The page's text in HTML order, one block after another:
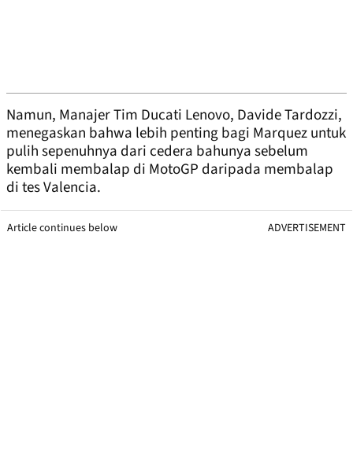
Namun, Manajer Tim Ducati Lenovo, Davide Tardozzi,
menegaskan bahwa lebih penting bagi Marquez untuk
pulih sepenuhnya dari cedera bahunya sebelum
kembali membalap di MotoGP daripada membalap
di tes Valencia.
Article continues below ADVERTISEMENT